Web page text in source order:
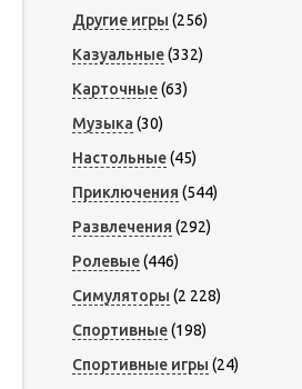
Другие игры (256)
Казуальные(332)
Карточные(63)
Музыка (30)
Настольные(45)
Приключения (544)
Развлечения (292)
Ролевые(446)
Симуляторы (2 228)
Спортивные(198)
Спортивные игры (24)